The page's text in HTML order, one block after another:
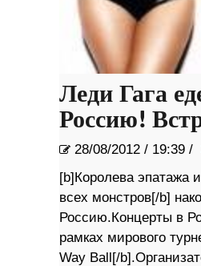
Леди Гага
Россию!
28/08/2012 / 19:39 /
[b]Королева эпатажа
всех монстров[/b]
Россию.Концерты в
рамках мирового
Way Ball[/